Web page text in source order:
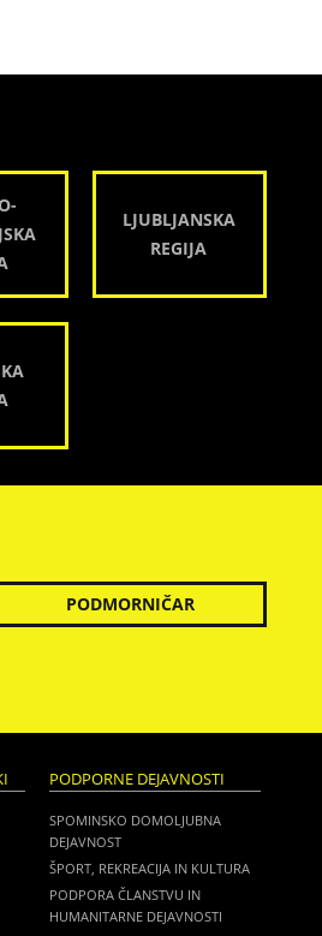
LJUBLJANSKA
REGIJA
PODMORNIČAR
PODPORNE DEJAVNOSTI
SPOMINSKO DOMOLJUBNA
DEJAVNOST
ŠPORT, REKREACIJA IN KULTURA
PODPORA ČLANSTVU IN
HUMANITARNE DEJAVNOSTI